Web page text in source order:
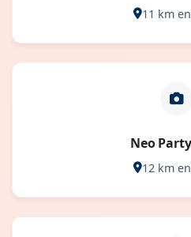
11 km
Neo
12 km